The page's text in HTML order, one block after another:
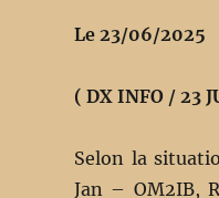
Le 23/06/2025
( DX INFO / 23
Selon la
Jan – OM2IB,